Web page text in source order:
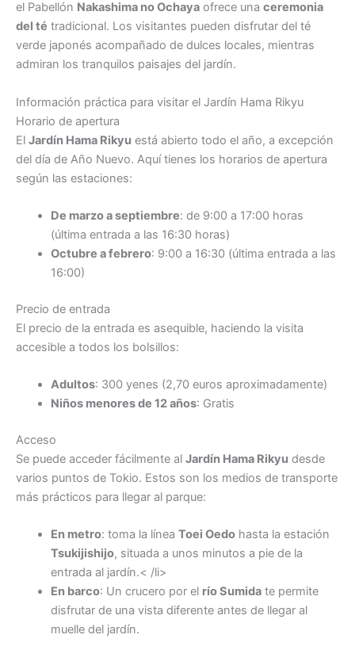
el Pabellón Nakashima no Ochaya ofrece una ceremonia
del té tradicional. Los visitantes pueden disfrutar del té
verde japonés acompañado de dulces locales, mientras
admiran los tranquilos paisajes del jardín.
Información práctica para visitar el Jardín Hama Rikyu
Horario de apertura
El Jardín Hama Rikyu está abierto todo el año, a excepción
del día de Año Nuevo. Aquí tienes los horarios de apertura
según las estaciones:
De marzo a septiembre: de 9:00 a 17:00 horas
(última entrada a las 16:30 horas)
Octubre a febrero: 9:00 a 16:30 (última entrada a las
16:00)
Precio de entrada
El precio de la entrada es asequible, haciendo la visita
accesible a todos los bolsillos:
Adultos: 300 yenes (2,70 euros aproximadamente)
Niños menores de 12 años: Gratis
Acceso
Se puede acceder fácilmente al Jardín Hama Rikyu desde
varios puntos de Tokio. Estos son los medios de transporte
más prácticos para llegar al parque:
En metro: toma la línea Toei Oedohasta la estación
Tsukijishijo, situada a unos minutos a pie de la
entrada al jardín.< /li>
En barco: Un crucero por el río Sumidate permite
disfrutar de una vista diferente antes de llegar al
muelle del jardín.